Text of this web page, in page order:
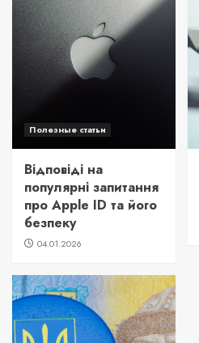
Полезные статьи
Відповіді на
популярні запитання
про Apple ID та його
безпеку
04.01.2026